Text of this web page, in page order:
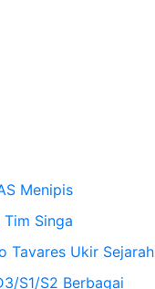
Menipis
Singa
Tavares Ukir Sejarah
S1/S2 Berbagai